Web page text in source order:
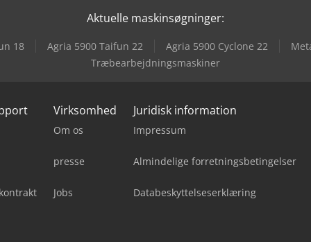
Aktuelle maskinsøgninger:
18 Agria 5900 Taifun 22 Agria 5900 Cyclone 22
Træbearbejdningsmaskiner
Virksomhed
Om os
presse
Jobs
Juridisk information
Impressum
Almindelige forretningsbetingelser
Databeskyttelseserklæring